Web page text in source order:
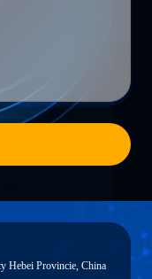
Hebei Provincie, China